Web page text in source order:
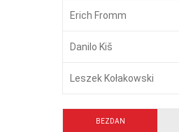
Erich Fromm
Danilo Kiš
Leszek Kołakowski
BEZDAN